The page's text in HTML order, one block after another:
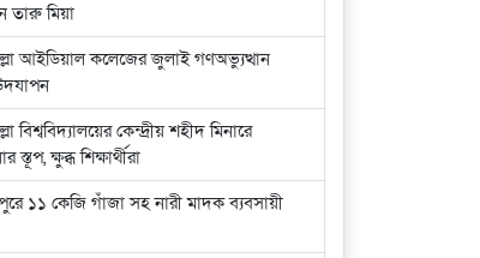
তারু মিয়া
আইডিয়াল কলেজের জুলাই গণঅভ্যুত্থান
বিশ্ববিদ্যালয়ের কেন্দ্রীয় শহীদ মিনারে
স্তূপ, ক্ষুব্ধ শিক্ষার্থীরা
১১ কেজি গাঁজা সহ নারী মাদক ব্যবসায়ী